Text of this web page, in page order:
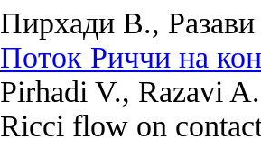
Пирхади В.,
Поток Риччи на
Pirhadi V., Razavi A.
Ricci flow on